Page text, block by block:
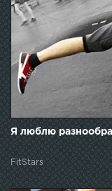
Я люблю
FitStars